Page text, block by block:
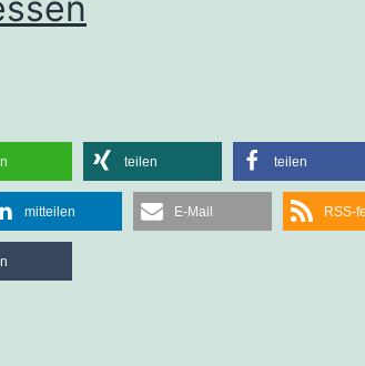
teilen teilen
mitteilen E-Mail RSS-